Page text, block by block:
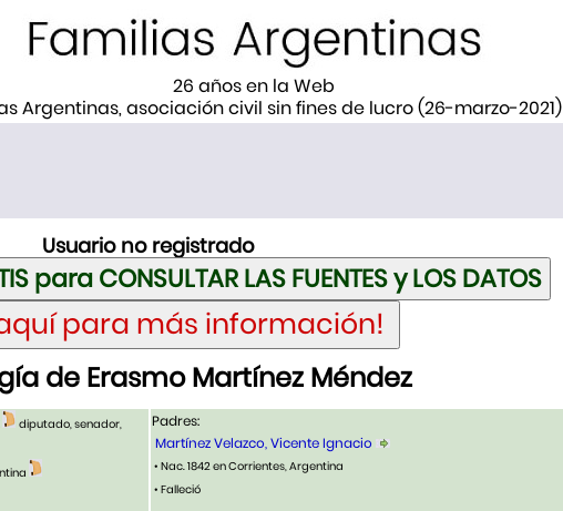
26 años en la Web
Argentinas, asociación civil sin fines de lucro (26-marzo-2021)
Usuario no registrado
de Erasmo Martínez Méndez
diputado, senador,
Padres:
Martínez Velazco, Vicente Ignacio
• Nac. 1842 en Corrientes, Argentina
• Falleció